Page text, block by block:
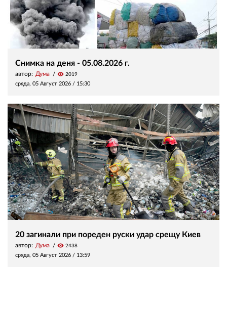
Снимка на деня - 05.08.2026 г.
автор: Дума visibility 2019
сряда, 05 Август 2026 / 15:30
20 загинали при пореден руски удар срещу Киев
автор: Дума visibility 2438
сряда, 05 Август 2026 / 13:59